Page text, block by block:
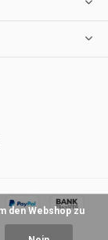
den Webshop zu